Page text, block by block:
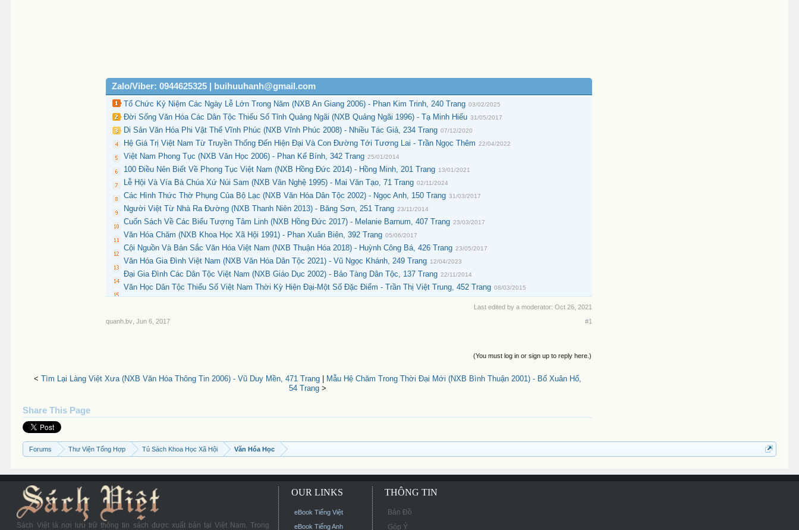
Zalo/Viber: 0944625325 | buihuuhanh@gmail.com
Tổ Chức Kỷ Niệm Các Ngày Lễ Lớn Trong Năm (NXB An Giang 2006) - Phan Kim Trinh, 240 Trang 03/02/2025
Đời Sống Văn Hóa Các Dân Tộc Thiểu Số Tỉnh Quảng Ngãi (NXB Quảng Ngãi 1996) - Tạ Minh Hiếu 31/05/2017
Di Sản Văn Hóa Phi Vật Thể Vĩnh Phúc (NXB Vĩnh Phúc 2008) - Nhiều Tác Giả, 234 Trang 07/12/2020
Hệ Giá Trị Việt Nam Từ Truyền Thống Đến Hiện Đại Và Con Đường Tới Tương Lai - Trần Ngọc Thêm 22/04/2022
Việt Nam Phong Tục (NXB Văn Học 2006) - Phan Kế Bính, 342 Trang 25/01/2014
100 Điều Nên Biết Về Phong Tục Việt Nam (NXB Hồng Đức 2014) - Hồng Minh, 201 Trang 13/01/2021
Lễ Hội Và Vía Bà Chúa Xứ Núi Sam (NXB Văn Nghệ 1995) - Mai Văn Tạo, 71 Trang 02/11/2024
Các Hình Thức Thờ Phụng Của Bộ Lạc (NXB Văn Hóa Dân Tộc 2002) - Ngọc Anh, 150 Trang 31/03/2017
Người Việt Từ Nhà Ra Đường (NXB Thanh Niên 2013) - Băng Sơn, 251 Trang 23/11/2014
Cuốn Sách Về Các Biểu Tượng Tâm Linh (NXB Hồng Đức 2017) - Melanie Barnum, 407 Trang 23/03/2017
Văn Hóa Chăm (NXB Khoa Học Xã Hội 1991) - Phan Xuân Biên, 392 Trang 05/06/2017
Cội Nguồn Và Bản Sắc Văn Hóa Việt Nam (NXB Thuận Hóa 2018) - Huỳnh Công Bá, 426 Trang 23/05/2017
Văn Hóa Gia Đình Việt Nam (NXB Văn Hóa Dân Tộc 2021) - Vũ Ngọc Khánh, 249 Trang 12/04/2023
Đại Gia Đình Các Dân Tộc Việt Nam (NXB Giáo Dục 2002) - Bảo Tàng Dân Tộc, 137 Trang 22/11/2014
Văn Học Dân Tộc Thiểu Số Việt Nam Thời Kỳ Hiện Đại-Một Số Đặc Điểm - Trần Thị Việt Trung, 452 Trang 08/03/2015
Last edited by a moderator: Oct 26, 2021
quanh.bv Jun 6, 2017 #1
(You must log in or sign up to reply here.)
< Tìm Lại Làng Việt Xưa (NXB Văn Hóa Thông Tin 2006) - Vũ Duy Mền, 471 Trang|
Mẫu Hệ Chăm Trong Thời Đại Mới (NXB Bình Thuận 2001) - Bố Xuân Hổ,
54 Trang>
Share This Page
Forums Thư Viện Tổng Hợp Tủ Sách Khoa Học Xã Hội Văn Hóa Học
Sách Việt là nơi lưu trữ thông tin sách được xuất bản tại Việt Nam. Trong
OUR LINKS
eBook Tiếng Việt
eBook Tiếng Anh
THÔNG TIN
Bản Đồ
Góp Ý